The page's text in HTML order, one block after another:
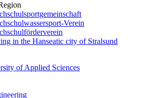
Verein
in the Hanseatic city of Stralsund
of Applied Sciences